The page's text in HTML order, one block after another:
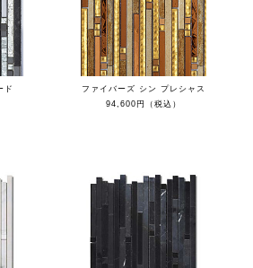
ド
ファイバーズ シン プレシャス
94,600円（税込）